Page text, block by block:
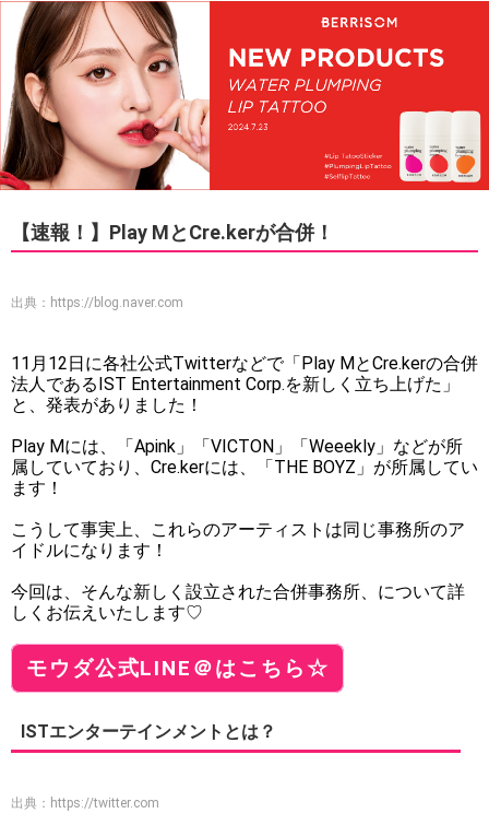
【速報！】Play MとCre.kerが合併！
出典： https://blog.naver.com
11月12日に各社公式Twitterなどで「Play MとCre.kerの合併
法人であるIST Entertainment Corp.を新しく立ち上げた」
と、発表がありました！
Play Mには、「Apink」「VICTON」「Weeekly」などが所
属していており、Cre.kerには、「THE BOYZ」が所属してい
ます！
こうして事実上、これらのアーティストは同じ事務所のア
イドルになります！
今回は、そんな新しく設立された合併事務所、について詳
しくお伝えいたします♡
モウダ公式LINE＠はこちら☆
ISTエンターテインメントとは？
出典： https://twitter.com